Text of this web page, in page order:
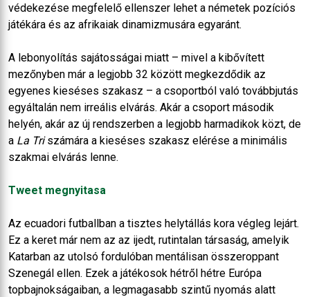
védekezése megfelelő ellenszer lehet a németek pozíciós
játékára és az afrikaiak dinamizmusára egyaránt.
A lebonyolítás sajátosságai miatt – mivel a kibővített
mezőnyben már a legjobb 32 között megkezdődik az
egyenes kieséses szakasz – a csoportból való továbbjutás
egyáltalán nem irreális elvárás. Akár a csoport második
helyén, akár az új rendszerben a legjobb harmadikok közt, de
a La Triszámára a kieséses szakasz elérése a minimális
szakmai elvárás lenne.
Tweet megnyitasa
Az ecuadori futballban a tisztes helytállás kora végleg lejárt.
Ez a keret már nem az az ijedt, rutintalan társaság, amelyik
Katarban az utolsó fordulóban mentálisan összeroppant
Szenegál ellen. Ezek a játékosok hétről hétre Európa
topbajnokságaiban, a legmagasabb szintű nyomás alatt